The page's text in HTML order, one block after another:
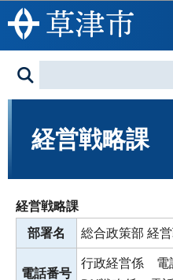
このページ
経営戦略課
経営戦略課
部署名
総合政策部 経
電話番号
行政経営係 電